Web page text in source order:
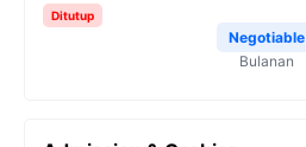
Ditutup
Negotiable
Bulanan